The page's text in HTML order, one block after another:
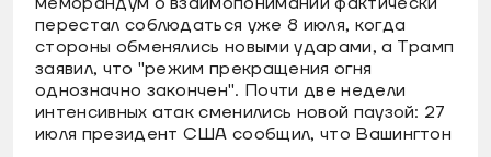
перестал соблюдаться уже 8 июля, когда
стороны обменялись новыми ударами, а Трамп
заявил, что "режим прекращения огня
однозначно закончен". Почти две недели
интенсивных атак сменились новой паузой: 27
июля президент США сообщил, что Вашингтон